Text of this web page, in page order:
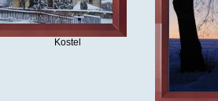
Kostel